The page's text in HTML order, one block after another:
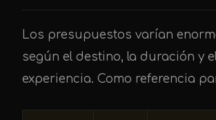
Los presupuestos varían
según el destino, la duración y
experiencia. Como referencia